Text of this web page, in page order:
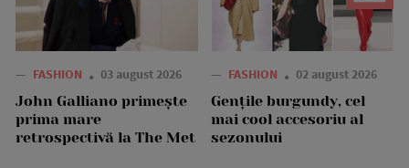
— FASHION 03 august 2026
John Galliano primește
prima mare
retrospectivă la The Met
— FASHION 02 august 2026
Gențile burgundy, cel
mai cool accesoriu al
sezonului